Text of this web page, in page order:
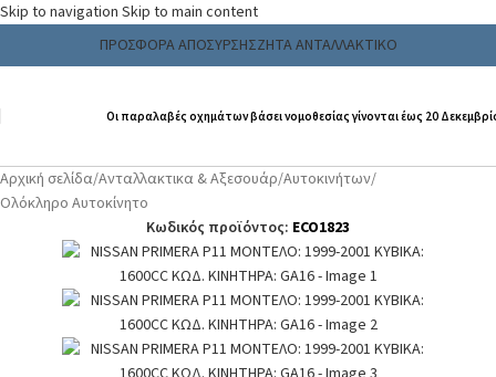
Skip to navigation Skip to main content
ΠΡΟΣΦΟΡΑ ΑΠΟΣΥΡΣΗΣΖΗΤΑ ΑΝΤΑΛΛΑΚΤΙΚΟ
Οι παραλαβές οχημάτων βάσει νομοθεσίας γίνονται έως 20
Αρχική σελίδα/Ανταλλακτικα & Αξεσουάρ/Αυτοκινήτων/
Ολόκληρο Αυτοκίνητο
Κωδικός προϊόντος: ECO1823